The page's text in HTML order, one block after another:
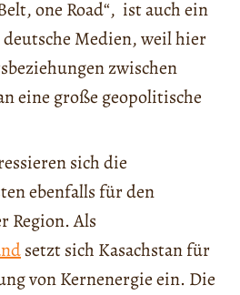
one Road“, ist auch ein
Medien, weil hier
zwischen
eine große geopolitische
sich die
ebenfalls für den
Region. Als
setzt sich Kasachstan für
von Kernenergie ein. Die